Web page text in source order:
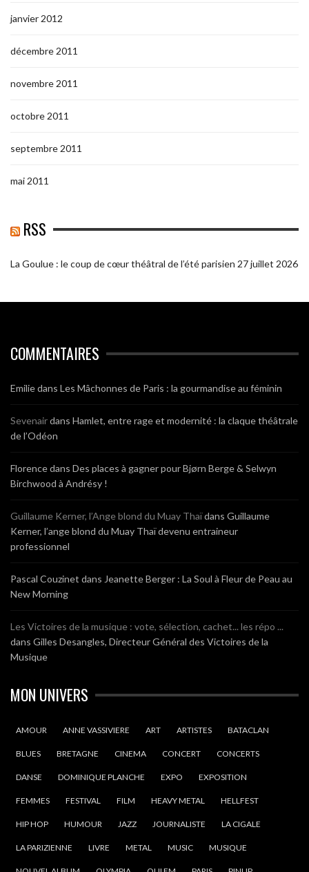
janvier 2012
décembre 2011
novembre 2011
octobre 2011
septembre 2011
mai 2011
RSS
La Goulue : le coup de cœur théâtral de l’été parisien 27 juillet 2026
COMMENTAIRES
Emiliedans Les Mâchonnes de Paris : la gourmandise au féminin
Sevenairdans Hamlet, entre rage et modernité : la claque théâtrale
de l’Odéon
Florencedans Des places à gagner pour Bjørn Berge & Selwyn
Birchwood à Andrésy !
Guillaume Kerner, l’Ange blond du Muay Thaïdans Guillaume
Kerner, l’ange blond du Muay Thaï devenu entraineur
professionnel
Pascal Couzinet dans Jeanette Berger : La Soul à Fleur de Peau au
New Morning
Les Victoires de la musique : vote, sélection, cachet... les répo ...
dans Gilles Desangles, Directeur Général des Victoires de la
Musique
MON UNIVERS
AMOUR ANNE VASSIVIERE ART ARTISTES BATACLAN
BLUES BRETAGNE CINEMA CONCERT CONCERTS
DANSE DOMINIQUE PLANCHE EXPO EXPOSITION
FEMMES FESTIVAL FILM HEAVY METAL HELLFEST
HIP HOP HUMOUR JAZZ JOURNALISTE LA CIGALE
LA PARIZIENNE LIVRE METAL MUSIC MUSIQUE